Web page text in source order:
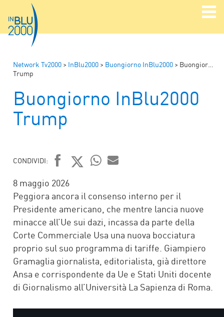
Network Tv2000 > InBlu2000 > Buongiorno InBlu2000 > Buongiorno InBlu2000
Trump
Buongiorno InBlu2000
Trump
CONDIVIDI:
FACEBOOK
TWITTER
8 maggio 2026
Peggiora ancora il consenso interno per il
Presidente americano, che mentre lancia nuove
minacce all’Ue sui dazi, incassa da parte della
Corte Commerciale Usa una nuova bocciatura
proprio sul suo programma di tariffe. Giampiero
Gramaglia giornalista, editorialista, già direttore
Ansa e corrispondente da Ue e Stati Uniti docente
di Giornalismo all’Università La Sapienza di Roma.